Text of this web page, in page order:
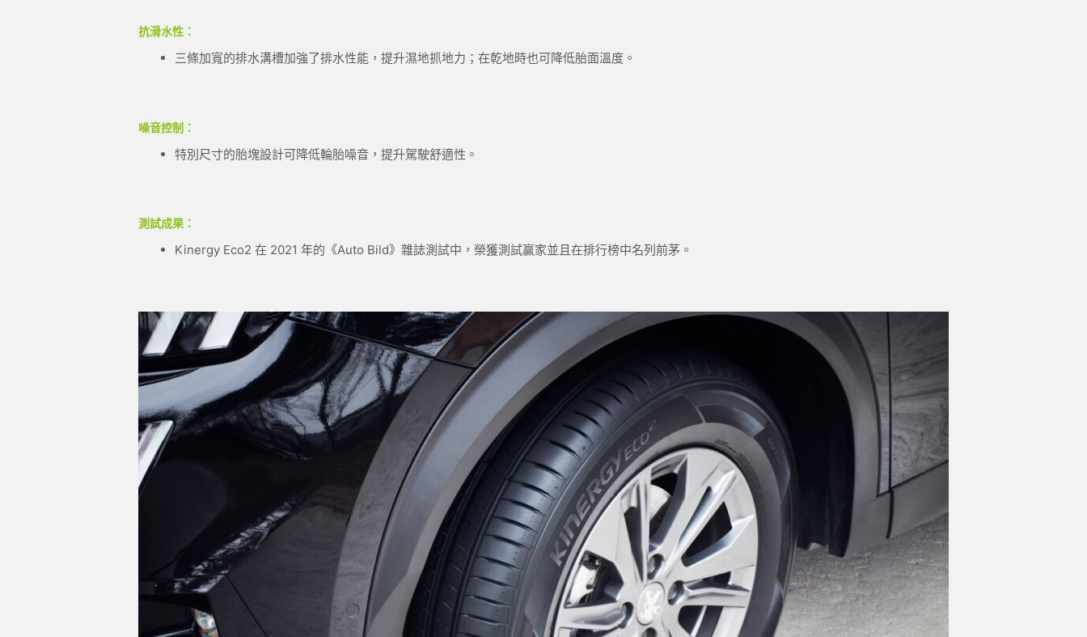
抗滑水性：
三條加寬的排水溝槽加強了排水性能，提升濕地抓地力；在乾地時也可降低胎面溫度。
噪音控制：
特別尺寸的胎塊設計可降低輪胎噪音，提升駕駛舒適性。
測試成果：
Kinergy Eco2 在 2021 年的《Auto Bild》雜誌測試中，榮獲測試贏家並且在排行榜中名列前茅。